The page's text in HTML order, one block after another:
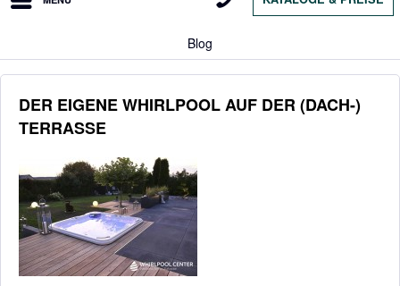
Blog
DER EIGENE WHIRLPOOL AUF DER (DACH-)
TERRASSE